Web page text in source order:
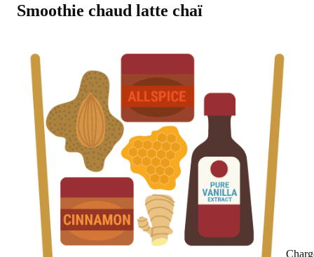
Smoothie chaud latte chaï